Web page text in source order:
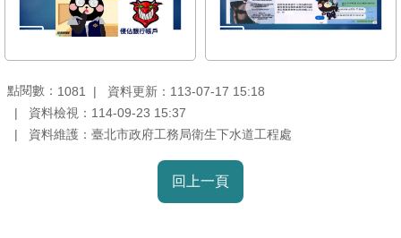
訊
見
點閱數： 1081
資料更新：113-07-17 15:18
資料檢視：114-09-23 15:37
資料維護：臺北市政府工務局衛生下水道工程處
回上一頁